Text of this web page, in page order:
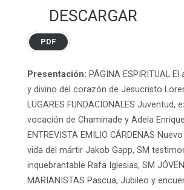
DESCARGAR
PDF
Presentación: PÁGINA ESPIRITUAL
y divino del corazón de Jesucristo
LUGARES FUNDACIONALES Juventud,
vocación de Chaminade y Adela
ENTREVISTA EMILIO CÁRDENAS
vida del mártir Jakob Gapp, SM
inquebrantable Rafa Iglesias, SM
MARIANISTAS Pascua, Jubileo y